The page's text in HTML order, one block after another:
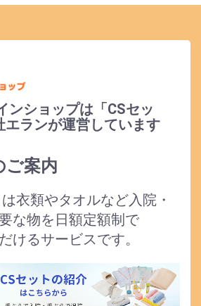
ンショップは「CSセッ
エランが運営しています
ご案内
は衣類やタオルなど入院・
な物を日額定額制で
けるサービスです。